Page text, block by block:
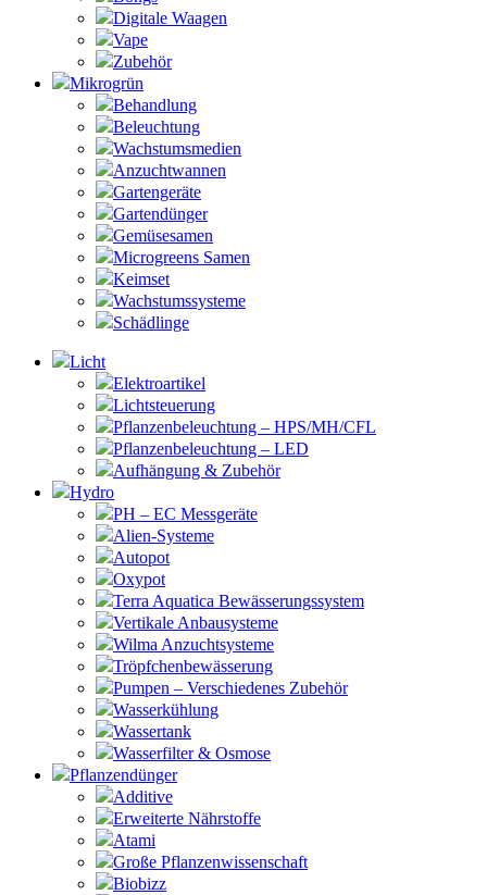
Digitale Waagen
Vape
Zubehör
Mikrogrün
Behandlung
Beleuchtung
Wachstumsmedien
Anzuchtwannen
Gartengeräte
Gartendünger
Gemüsesamen
Microgreens Samen
Keimset
Wachstumssysteme
Schädlinge
Licht
Elektroartikel
Lichtsteuerung
Pflanzenbeleuchtung – HPS/MH/CFL
Pflanzenbeleuchtung – LED
Aufhängung & Zubehör
Hydro
PH – EC Messgeräte
Alien-Systeme
Autopot
Oxypot
Terra Aquatica Bewässerungssystem
Vertikale Anbausysteme
Wilma Anzuchtsysteme
Tröpfchenbewässerung
Pumpen – Verschiedenes Zubehör
Wasserkühlung
Wassertank
Wasserfilter & Osmose
Pflanzendünger
Additive
Erweiterte Nährstoffe
Atami
Große Pflanzenwissenschaft
Biobizz